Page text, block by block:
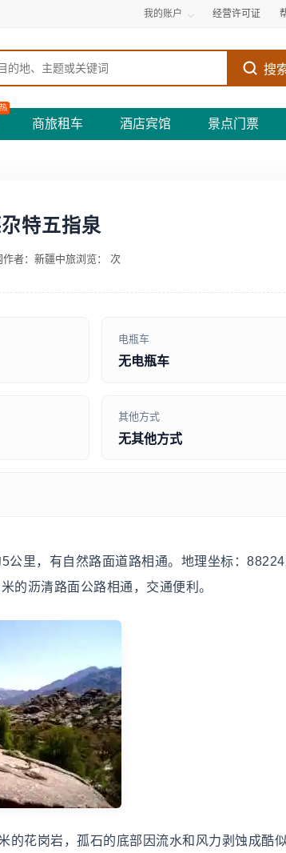
我的账户 经营许可证
搜
热
商旅租车 酒店宾馆 景点门票
特五指泉
作者：新疆中旅浏览： 次
电瓶车
无电瓶车
其他方式
无其他方式
里，有自然路面道路相通。地理坐标：
的沥清路面公路相通，交通便利。
花岗岩，孤石的底部因流水和风力剥蚀成酷